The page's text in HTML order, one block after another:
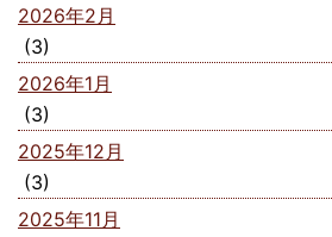
2026年2月
(3)
2026年1月
(3)
2025年12月
(3)
2025年11月